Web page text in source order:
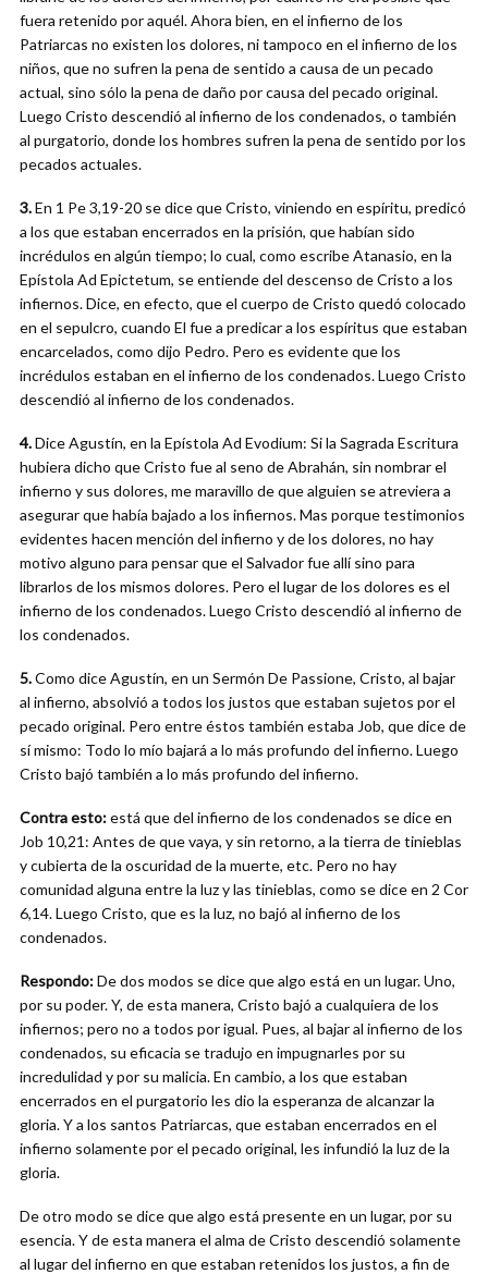
fuera retenido por aquél. Ahora bien, en el infierno de los
Patriarcas no existen los dolores, ni tampoco en el infierno de los
niños, que no sufren la pena de sentido a causa de un pecado
actual, sino sólo la pena de daño por causa del pecado original.
Luego Cristo descendió al infierno de los condenados, o también
al purgatorio, donde los hombres sufren la pena de sentido por los
pecados actuales.
3.En 1 Pe 3,19-20 se dice que Cristo, viniendo en espíritu, predicó
a los que estaban encerrados en la prisión, que habían sido
incrédulos en algún tiempo; lo cual, como escribe Atanasio, en la
Epístola Ad Epictetum, se entiende del descenso de Cristo a los
infiernos. Dice, en efecto, que el cuerpo de Cristo quedó colocado
en el sepulcro, cuando El fue a predicar a los espíritus que estaban
encarcelados, como dijo Pedro. Pero es evidente que los
incrédulos estaban en el infierno de los condenados. Luego Cristo
descendió al infierno de los condenados.
4.Dice Agustín, en la Epístola Ad Evodium: Si la Sagrada Escritura
hubiera dicho que Cristo fue al seno de Abrahán, sin nombrar el
infierno y sus dolores, me maravillo de que alguien se atreviera a
asegurar que había bajado a los infiernos. Mas porque testimonios
evidentes hacen mención del infierno y de los dolores, no hay
motivo alguno para pensar que el Salvador fue allí sino para
librarlos de los mismos dolores. Pero el lugar de los dolores es el
infierno de los condenados. Luego Cristo descendió al infierno de
los condenados.
5.Como dice Agustín, en un Sermón De Passione, Cristo, al bajar
al infierno, absolvió a todos los justos que estaban sujetos por el
pecado original. Pero entre éstos también estaba Job, que dice de
sí mismo: Todo lo mío bajará a lo más profundo del infierno. Luego
Cristo bajó también a lo más profundo del infierno.
Contra esto:está que del infierno de los condenados se dice en
Job 10,21: Antes de que vaya, y sin retorno, a la tierra de tinieblas
y cubierta de la oscuridad de la muerte, etc. Pero no hay
comunidad alguna entre la luz y las tinieblas, como se dice en 2 Cor
6,14. Luego Cristo, que es la luz, no bajó al infierno de los
condenados.
Respondo:De dos modos se dice que algo está en un lugar. Uno,
por su poder. Y, de esta manera, Cristo bajó a cualquiera de los
infiernos; pero no a todos por igual. Pues, al bajar al infierno de los
condenados, su eficacia se tradujo en impugnarles por su
incredulidad y por su malicia. En cambio, a los que estaban
encerrados en el purgatorio les dio la esperanza de alcanzar la
gloria. Y a los santos Patriarcas, que estaban encerrados en el
infierno solamente por el pecado original, les infundió la luz de la
gloria.
De otro modo se dice que algo está presente en un lugar, por su
esencia. Y de esta manera el alma de Cristo descendió solamente
al lugar del infierno en que estaban retenidos los justos, a fin de